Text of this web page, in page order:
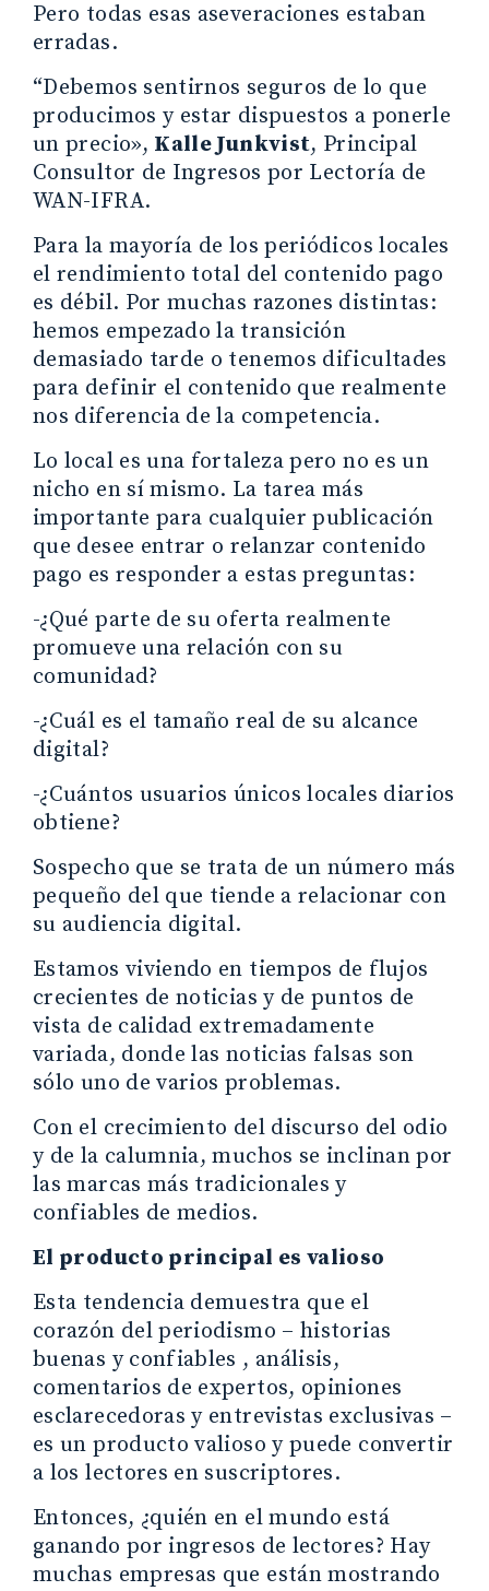
Pero todas esas aseveraciones estaban
erradas.
“Debemos sentirnos seguros de lo que
producimos y estar dispuestos a ponerle
un precio», Kalle Junkvist, Principal
Consultor de Ingresos por Lectoría de
WAN-IFRA.
Para la mayoría de los periódicos locales
el rendimiento total del contenido pago
es débil. Por muchas razones distintas:
hemos empezado la transición
demasiado tarde o tenemos dificultades
para definir el contenido que realmente
nos diferencia de la competencia.
Lo local es una fortaleza pero no es un
nicho en sí mismo. La tarea más
importante para cualquier publicación
que desee entrar o relanzar contenido
pago es responder a estas preguntas:
-¿Qué parte de su oferta realmente
promueve una relación con su
comunidad?
-¿Cuál es el tamaño real de su alcance
digital?
-¿Cuántos usuarios únicos locales diarios
obtiene?
Sospecho que se trata de un número más
pequeño del que tiende a relacionar con
su audiencia digital.
Estamos viviendo en tiempos de flujos
crecientes de noticias y de puntos de
vista de calidad extremadamente
variada, donde las noticias falsas son
sólo uno de varios problemas.
Con el crecimiento del discurso del odio
y de la calumnia, muchos se inclinan por
las marcas más tradicionales y
confiables de medios.
El producto principal es valioso
Esta tendencia demuestra que el
corazón del periodismo – historias
buenas y confiables , análisis,
comentarios de expertos, opiniones
esclarecedoras y entrevistas exclusivas –
es un producto valioso y puede convertir
a los lectores en suscriptores.
Entonces, ¿quién en el mundo está
ganando por ingresos de lectores? Hay
muchas empresas que están mostrando